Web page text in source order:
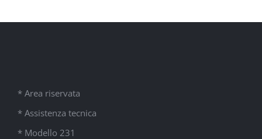
* Area riservata
* Assistenza tecnica
* Modello 231